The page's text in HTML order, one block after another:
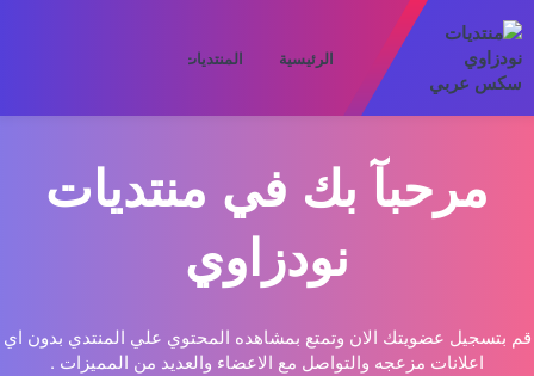
الرئيسية المنتديات
مرحبآ بك في منتديات
نودزاوي
قم بتسجيل عضويتك الان وتمتع بمشاهده المحتوي علي المنتدي بدون اي
اعلانات مزعجه والتواصل مع الاعضاء والعديد من المميزات .